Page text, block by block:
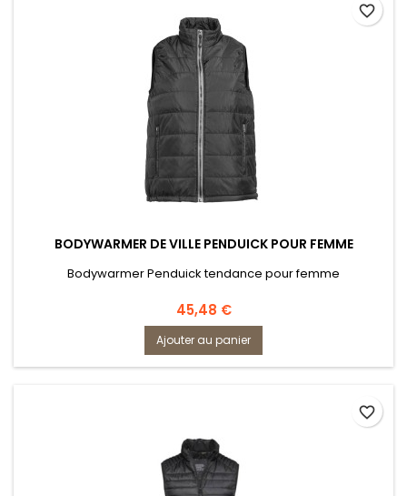
BODYWARMER DE VILLE PENDUICK POUR FEMME
Bodywarmer Penduick tendance pour femme
Prix
45,48 €
Ajouter au panier
favorite_border
favorite_border